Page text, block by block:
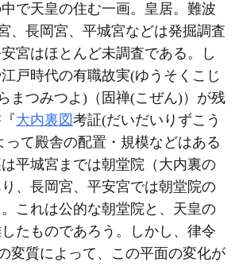
で天皇の住む一画。皇居。難波
、長岡宮、平城宮などは発掘調査
宮はほとんど未調査である。し
戸時代の有職故実(ゆうそくこじ
まつみつよ)（固禅(こぜん)）が残
大内裏図考証(だいだいりずこう
って殿舎の配置・規模などはある
平城宮までは朝堂院（大内裏の
、長岡宮、平安宮では朝堂院の
これは公的な朝堂院と、天皇の
たものであろう。しかし、律令
変質によって、この平面の変化が